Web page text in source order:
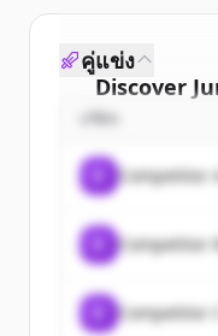
Discover
Sign up for
New
คู่แข่ง
Competitor
Competitor
Competitor C